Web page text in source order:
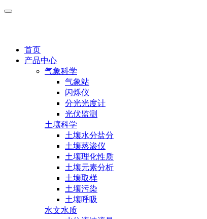
首页
产品中心
气象科学
气象站
闪烁仪
分光光度计
光伏监测
土壤科学
土壤水分盐分
土壤蒸渗仪
土壤理化性质
土壤元素分析
土壤取样
土壤污染
土壤呼吸
水文水质